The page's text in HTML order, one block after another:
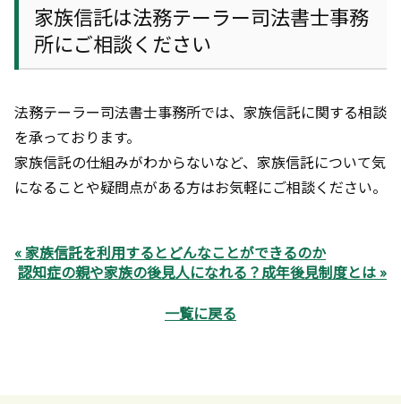
家族信託は法務テーラー司法書士事務
所にご相談ください
法務テーラー司法書士事務所では、家族信託に関する相談
を承っております。
家族信託の仕組みがわからないなど、家族信託について気
になることや疑問点がある方はお気軽にご相談ください。
« 家族信託を利用するとどんなことができるのか
認知症の親や家族の後見人になれる？成年後見制度とは »
一覧に戻る